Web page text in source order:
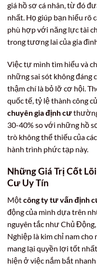
giá hồ sơ cá nhân, từ đó
nhất. Họ giúp bạn hiểu rõ
phù hợp với năng lực tài
trong tương lai của gia
Việc tự mình tìm hiểu và
những sai sót không đáng
thậm chí là bỏ lỡ cơ hội.
quốc tế, tỷ lệ thành công
chuyên gia định cư
30-40% so với những hồ
trò không thể thiếu của các
hành trình phức tạp này.
Những Giá Trị Cốt
Cư Uy Tín
Mộtcông ty tư vấn định
động của mình dựa trên
nguyên tắc như Chủ
Nghiệp là kim chỉ nam
mang lại quyền lợi tốt
hiện ở việc nắm bắt